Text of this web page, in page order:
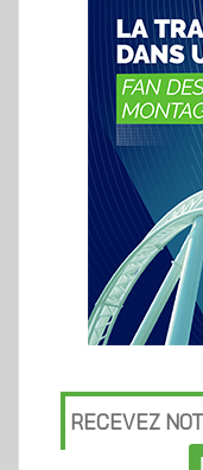
RECEVEZ